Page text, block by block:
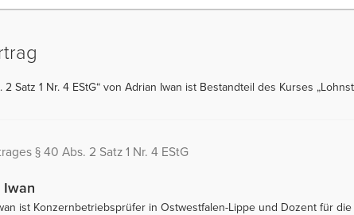
2 Satz 1 Nr. 4 EStG“ von Adrian Iwan ist Bestandteil des Kurses
§ 40 Abs. 2 Satz 1 Nr. 4 EStG
Iwan
ist Konzernbetriebsprüfer in Ostwestfalen-Lippe und Dozent für